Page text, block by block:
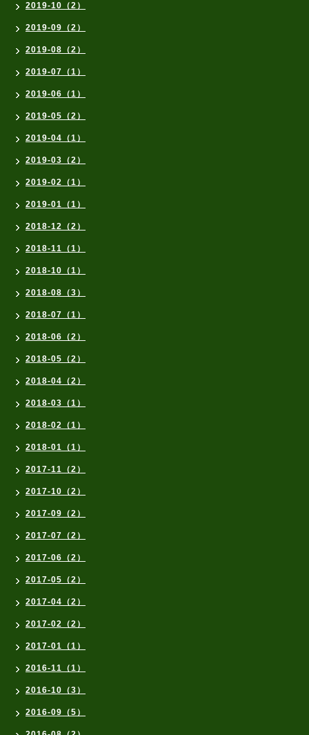
2019-10（2）
2019-09（2）
2019-08（2）
2019-07（1）
2019-06（1）
2019-05（2）
2019-04（1）
2019-03（2）
2019-02（1）
2019-01（1）
2018-12（2）
2018-11（1）
2018-10（1）
2018-08（3）
2018-07（1）
2018-06（2）
2018-05（2）
2018-04（2）
2018-03（1）
2018-02（1）
2018-01（1）
2017-11（2）
2017-10（2）
2017-09（2）
2017-07（2）
2017-06（2）
2017-05（2）
2017-04（2）
2017-02（2）
2017-01（1）
2016-11（1）
2016-10（3）
2016-09（5）